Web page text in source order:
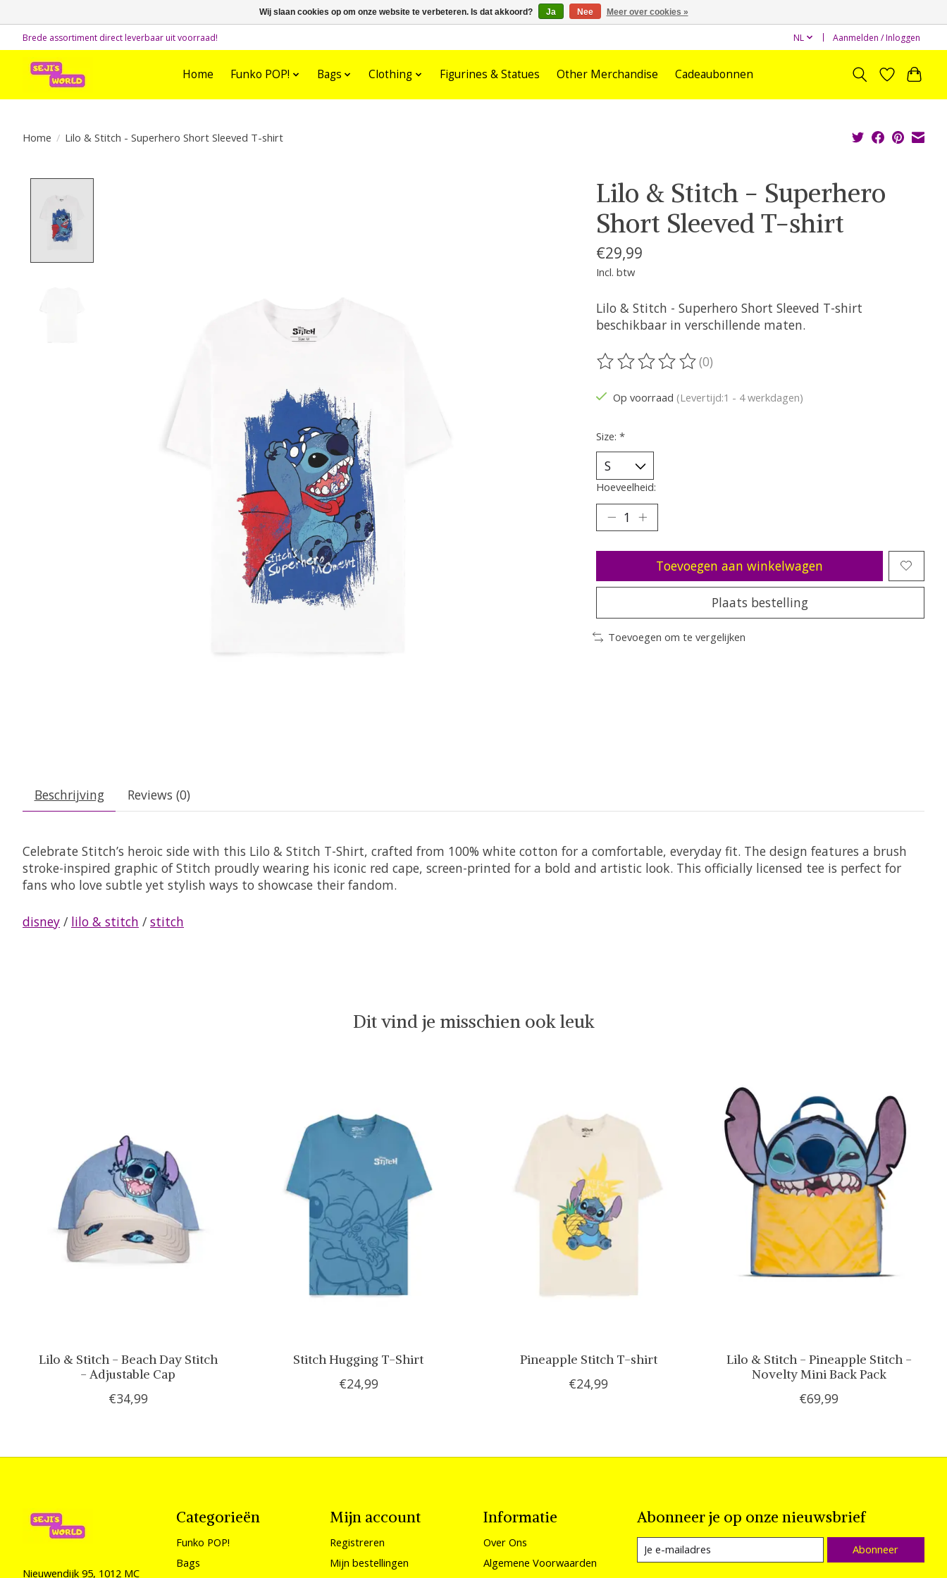
Brede assortiment direct leverbaar uit voorraad! NL Aanmelden / Inloggen
Home Funko POP! Bags Clothing Figurines & Statues Other Merchandise Cadeaubonnen
Home / Lilo & Stitch - Superhero Short Sleeved T-shirt
Lilo & Stitch - Superhero
Short Sleeved T-shirt
€29,99
Incl. btw
Lilo & Stitch - Superhero Short Sleeved T-shirt
beschikbaar in verschillende maten.
De beoordeling van dit product is
(0)
Op voorraad (Levertijd:1 - 4 werkdagen)
Size: *
Hoeveelheid:
Toevoegen aan winkelwagen
Plaats bestelling
Toevoegen om te vergelijken
Beschrijving Reviews (0)
Celebrate Stitch’s heroic side with this Lilo & Stitch T-Shirt, crafted from 100% white cotton for a comfortable, everyday fit. The design features a brush
stroke-inspired graphic of Stitch proudly wearing his iconic red cape, screen-printed for a bold and artistic look. This officially licensed tee is perfect for
fans who love subtle yet stylish ways to showcase their fandom.
disney / lilo & stitch / stitch
Dit vind je misschien ook leuk
Lilo & Stitch - Beach Day Stitch
- Adjustable Cap
€34,99
Stitch Hugging T-Shirt
€24,99
Pineapple Stitch T-shirt
€24,99
Lilo & Stitch - Pineapple Stitch -
Novelty Mini Back Pack
€69,99
Nieuwendijk 95, 1012 MC
Categorieën
Funko POP!
Bags
Mijn account
Registreren
Mijn bestellingen
Informatie
Over Ons
Algemene Voorwaarden
Abonneer je op onze nieuwsbrief
Abonneer
Wij slaan cookies op om onze website te verbeteren. Is dat akkoord? Ja Nee Meer over cookies »